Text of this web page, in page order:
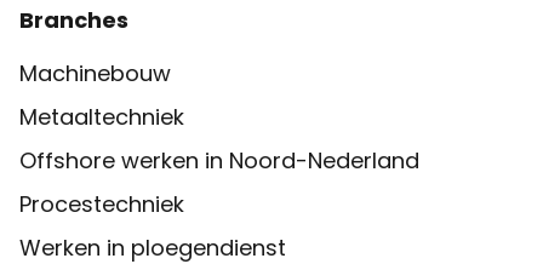
Branches
Machinebouw
Metaaltechniek
Offshore werken in Noord-Nederland
Procestechniek
Werken in ploegendienst